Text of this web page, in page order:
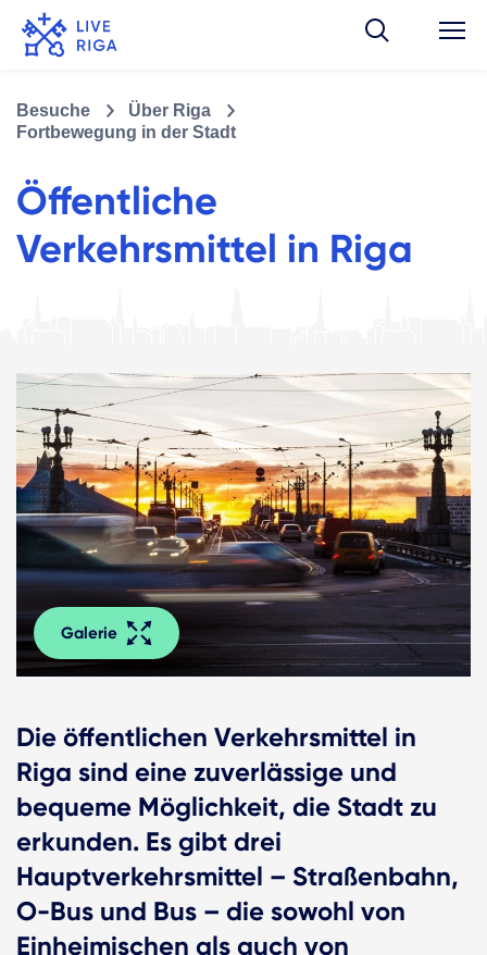
Besuche
Über Riga
Fortbewegung in der Stadt
Öffentliche
Verkehrsmittel in Riga
Galerie
Die öffentlichen Verkehrsmittel in
Riga sind eine zuverlässige und
bequeme Möglichkeit, die Stadt zu
erkunden. Es gibt drei
Hauptverkehrsmittel – Straßenbahn,
O-Bus und Bus – die sowohl von
Einheimischen als auch von